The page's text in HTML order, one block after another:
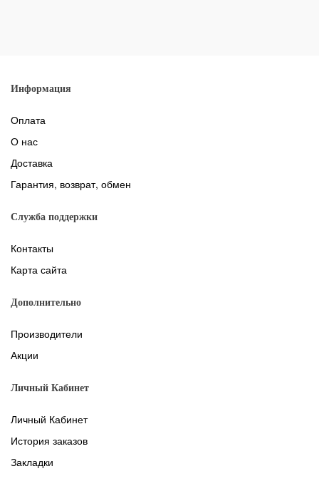
Информация
Оплата
О нас
Доставка
Гарантия, возврат, обмен
Служба поддержки
Контакты
Карта сайта
Дополнительно
Производители
Акции
Личный Кабинет
Личный Кабинет
История заказов
Закладки